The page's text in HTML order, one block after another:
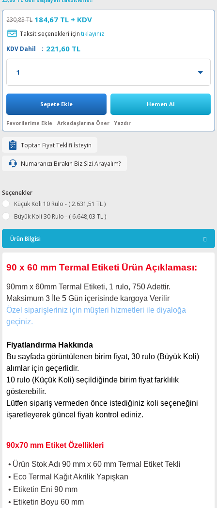
Ribon
CP
Pro
230,83 TL 184,67 TL + KDV
Taksit seçenekleri içintıklayınız
KDV Dahil
: 221,60 TL
Sepete Ekle Hemen Al
Arkadaşlarına Öner Yazdır
Toptan Fiyat Teklifi İsteyin
Numaranızı Bırakın Biz Sizi Arayalım?
Seçenekler
Küçük Koli 10 Rulo - ( 2.631,51 TL )
Büyük Koli 30 Rulo - ( 6.648,03 TL )
Ürün Bilgisi
90 x 60 mm Termal Etiketi Ürün Açıklaması:
90mm x 60mm Termal Etiketi, 1 rulo, 750 Adettir.
Maksimum 3 İle 5 Gün içerisinde kargoya Verilir
Özel siparişleriniz için müşteri hizmetleri ile diyaloğa
geçiniz.
Fiyatlandırma Hakkında
Bu sayfada görüntülenen birim fiyat, 30 rulo (Büyük Koli)
alımlar için geçerlidir.
10 rulo (Küçük Koli) seçildiğinde birim fiyat farklılık
gösterebilir.
Lütfen sipariş vermeden önce istediğiniz koli seçeneğini
işaretleyerek güncel fiyatı kontrol ediniz.
90x70 mm Etiket Özellikleri
• Ürün Stok Adı 90 mm x 60 mm Termal Etiket Tekli
• Eco Termal Kağıt Akrilik Yapışkan
• Etiketin Eni 90 mm
• Etiketin Boyu 60 mm